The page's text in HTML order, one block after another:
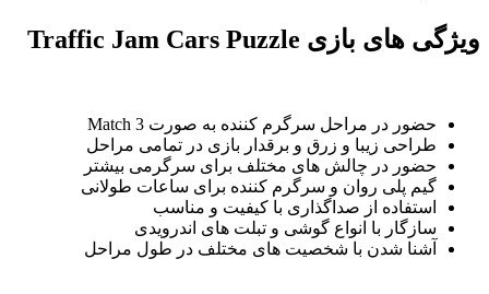
ویژگی های بازی Traffic Jam Cars Puzzle
حضور در مراحل سرگرم کننده به صورت Match 3
طراحی زیبا و زرق و برقدار بازی در تمامی مراحل
حضور در چالش های مختلف برای سرگرمی بیشتر
گیم پلی روان و سرگرم کننده برای ساعات طولانی
استفاده از صداگذاری با کیفیت و مناسب
سازگار با انواع گوشی و تبلت های اندرویدی
آشنا شدن با شخصیت های مختلف در طول مراحل